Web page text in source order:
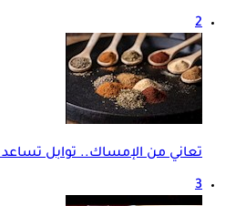
2
تعاني من الإمساك.. توابل تساعد
3